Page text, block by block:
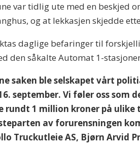
var tidlig ute med en beskjed
og at lekkasjen skjedde
daglige befaringer til
den såkalte Automat 1-
saken ble selskapet vårt
september. Vi føler oss som
rundt 1 million kroner på ulike
av forurensningen
Truckutleie AS, Bjørn Arvid